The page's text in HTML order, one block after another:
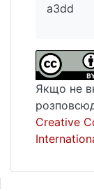
a3dd
Якщо не
Creative